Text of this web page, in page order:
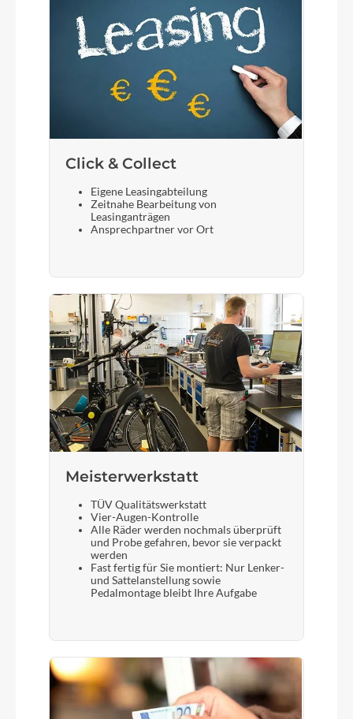
Click & Collect
Eigene Leasingabteilung
Zeitnahe Bearbeitung von
Leasinganträgen
Ansprechpartner vor Ort
Meisterwerkstatt
TÜV Qualitätswerkstatt
Vier-Augen-Kontrolle
Alle Räder werden nochmals überprüft
und Probe gefahren, bevor sie verpackt
werden
Fast fertig für Sie montiert: Nur Lenker-
und Sattelanstellung sowie
Pedalmontage bleibt Ihre Aufgabe